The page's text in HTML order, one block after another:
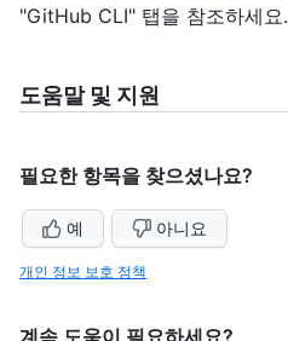
"GitHub CLI" 탭을 참조하세요.
도움말 및 지원
필요한 항목을 찾으셨나요?
예 아니요
개인 정보 보호 정책
계속 도움이 필요하세요?